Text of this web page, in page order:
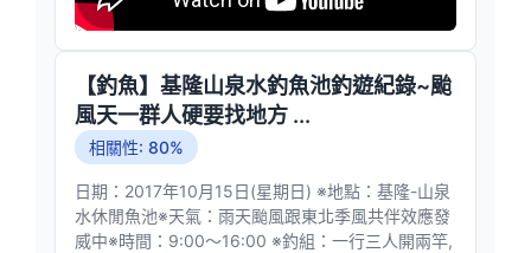
【釣魚】基隆山泉水釣魚池釣遊紀錄~颱
風天一群人硬要找地方 ...
相關性: 80%
日期：2017年10月15日(星期日) ※地點：基隆-山泉
水休閒魚池※天氣：雨天颱風跟東北季風共伴效應發
威中※時間：9:00～16:00 ※釣組：一行三人開兩竿,